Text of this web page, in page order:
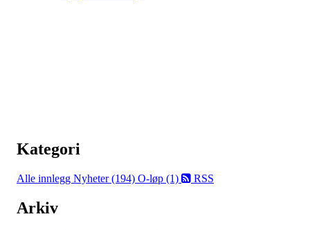
Kategori
Alle innlegg Nyheter (194) O-løp (1) RSS
Arkiv